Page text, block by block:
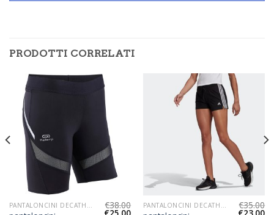
PRODOTTI CORRELATI
PANTALONCINI DECATHLON DONNA €38.00 PANTALONCINI DECATHLON DONNA €35.00